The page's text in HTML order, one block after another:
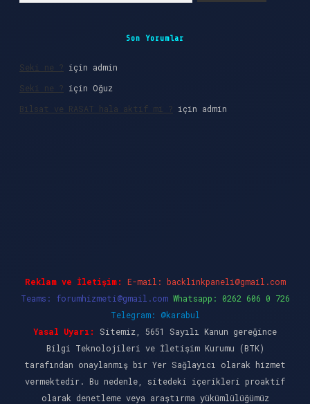
Son Yorumlar
Seki ne ? için admin
Seki ne ? için Oğuz
Bilsat ve RASAT hala aktif mi ? için admin
Reklam ve İletişim: E-mail: backlinkpaneli@gmail.com
Teams: forumhizmeti@gmail.com Whatsapp: 0262 606 0 726
Telegram: @karabul
Yasal Uyarı:
Sitemiz, 5651 Sayılı Kanun gereğince
Bilgi Teknolojileri ve İletişim Kurumu (BTK)
tarafından onaylanmış bir Yer Sağlayıcı olarak hizmet
vermektedir. Bu nedenle, sitedeki içerikleri proaktif
olarak denetleme veya araştırma yükümlülüğümüz